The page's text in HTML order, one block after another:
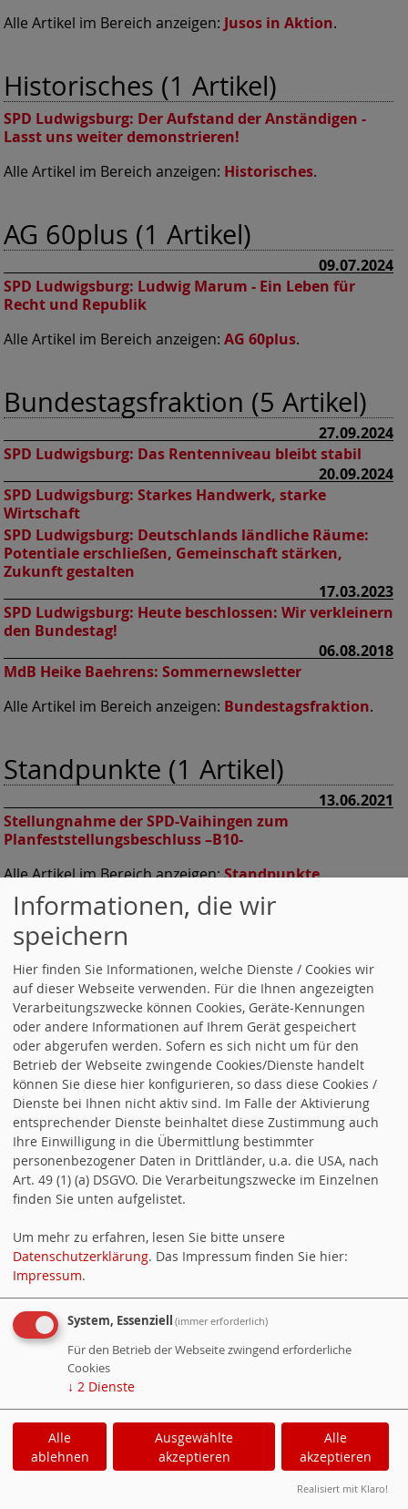
Alle Artikel im Bereich anzeigen: Jusos in Aktion.
Historisches (1 Artikel)
SPD Ludwigsburg: Der Aufstand der Anständigen -
Lasst uns weiter demonstrieren!
Alle Artikel im Bereich anzeigen: Historisches.
AG 60plus (1 Artikel)
09.07.2024
SPD Ludwigsburg: Ludwig Marum - Ein Leben für
Recht und Republik
Alle Artikel im Bereich anzeigen: AG 60plus.
Bundestagsfraktion (5 Artikel)
27.09.2024
SPD Ludwigsburg: Das Rentenniveau bleibt stabil
20.09.2024
SPD Ludwigsburg: Starkes Handwerk, starke
Wirtschaft
SPD Ludwigsburg: Deutschlands ländliche Räume:
Potentiale erschließen, Gemeinschaft stärken,
Zukunft gestalten
17.03.2023
SPD Ludwigsburg: Heute beschlossen: Wir verkleinern
den Bundestag!
06.08.2018
MdB Heike Baehrens: Sommernewsletter
Alle Artikel im Bereich anzeigen: Bundestagsfraktion.
Standpunkte (1 Artikel)
13.06.2021
Stellungnahme der SPD-Vaihingen zum
Planfeststellungsbeschluss –B10-
Alle Artikel im Bereich anzeigen:Standpunkte.
Nachruf (5 Artikel)
23.05.2018
SPD Sersheim & SPD Vaihingen/Enz:Nachruf
10.11.2015
SPD Ludwigsburg:Der Lotse ist von Bord gegangen
SPD Sersheim & SPD Vaihingen/Enz:Der Lotse ist von
Bord gegangen
30.05.2015
SPD Sersheim & SPD Vaihingen/Enz:Nachruf Beate
Riedel
SPD Sersheim & SPD Vaihingen/Enz: Erhard Meyer ist
gestorben
Aktuelles (47 Artikel)
SPD Ludwigsburg:
23.06.2026
SPD Ludwigsburg:
Hinweis auf Veranstaltung
18.08.2025
1. SPD-Sommergespräch 2025
12.07.2025
Informationen, die wir
speichern
Hier finden Sie Informationen, welche Dienste / Cookies wir
auf dieser Webseite verwenden. Für die Ihnen angezeigten
Verarbeitungszwecke können Cookies, Geräte-Kennungen
oder andere Informationen auf Ihrem Gerät gespeichert
oder abgerufen werden. Sofern es sich nicht um für den
Betrieb der Webseite zwingende Cookies/Dienste handelt
können Sie diese hier konfigurieren, so dass diese Cookies /
Dienste bei Ihnen nicht aktiv sind. Im Falle der Aktivierung
entsprechender Dienste beinhaltet diese Zustimmung auch
Ihre Einwilligung in die Übermittlung bestimmter
personenbezogener Daten in Drittländer, u.a. die USA, nach
Art. 49 (1) (a) DSGVO. Die Verarbeitungszwecke im Einzelnen
finden Sie unten aufgelistet.
Um mehr zu erfahren, lesen Sie bitte unsere
Datenschutzerklärung. Das Impressum finden Sie hier:
Impressum.
System, Essenziell (immer erforderlich)
Für den Betrieb der Webseite zwingend erforderliche
Cookies
↓ 2 Dienste
Alle
ablehnen
Ausgewählte
akzeptieren
Alle
akzeptieren
Realisiert mit Klaro!